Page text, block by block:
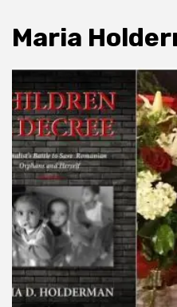
Maria